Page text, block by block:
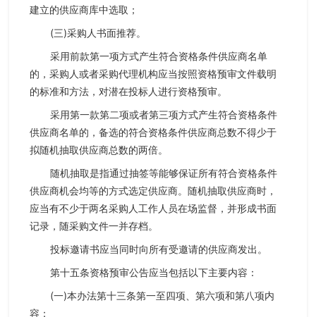
建立的供应商库中选取；
(三)采购人书面推荐。
采用前款第一项方式产生符合资格条件供应商名单
的，采购人或者采购代理机构应当按照资格预审文件载明
的标准和方法，对潜在投标人进行资格预审。
采用第一款第二项或者第三项方式产生符合资格条件
供应商名单的，备选的符合资格条件供应商总数不得少于
拟随机抽取供应商总数的两倍。
随机抽取是指通过抽签等能够保证所有符合资格条件
供应商机会均等的方式选定供应商。随机抽取供应商时，
应当有不少于两名采购人工作人员在场监督，并形成书面
记录，随采购文件一并存档。
投标邀请书应当同时向所有受邀请的供应商发出。
第十五条资格预审公告应当包括以下主要内容：
(一)本办法第十三条第一至四项、第六项和第八项内
容；